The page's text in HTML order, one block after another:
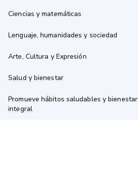
Ciencias y matemáticas
Lenguaje, humanidades y sociedad
Arte, Cultura y Expresión
Salud y bienestar
Promueve hábitos saludables y bienestar
integral